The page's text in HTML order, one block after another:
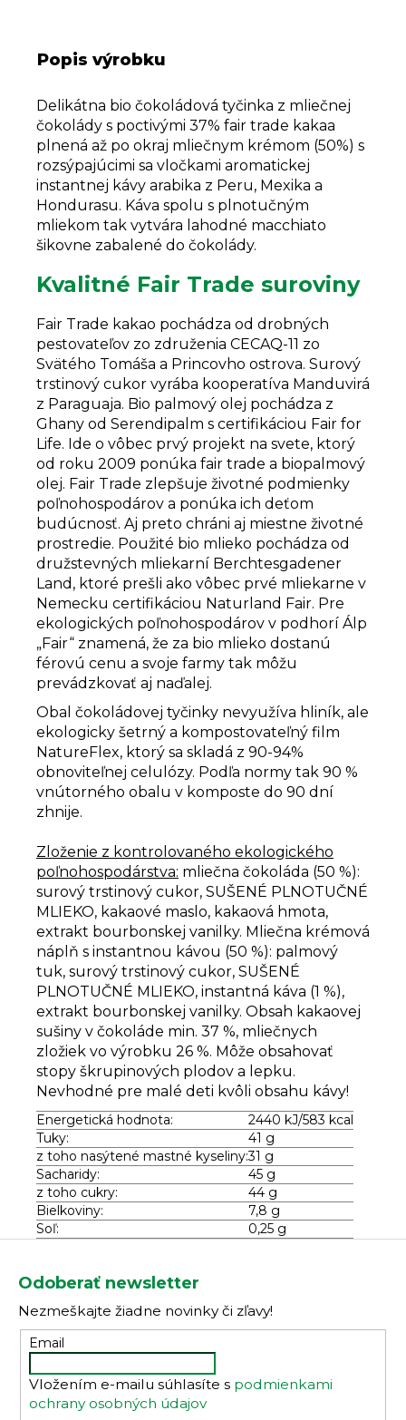
Popis výrobku
Delikátna bio čokoládová tyčinka z mliečnej
čokolády s poctivými 37% fair trade kakaa
plnená až po okraj mliečnym krémom (50%) s
rozsýpajúcimi sa vločkami aromatickej
instantnej kávy arabika z Peru, Mexika a
Hondurasu. Káva spolu s plnotučným
mliekom tak vytvára lahodné macchiato
šikovne zabalené do čokolády.
Kvalitné Fair Trade suroviny
Fair Trade kakao pochádza od drobných
pestovateľov zo združenia CECAQ-11 zo
Svätého Tomáša a Princovho ostrova. Surový
trstinový cukor vyrába kooperatíva Manduvirá
z Paraguaja. Bio palmový olej pochádza z
Ghany od Serendipalm s certifikáciou Fair for
Life. Ide o vôbec prvý projekt na svete, ktorý
od roku 2009 ponúka fair trade a biopalmový
olej. Fair Trade zlepšuje životné podmienky
poľnohospodárov a ponúka ich deťom
budúcnosť. Aj preto chráni aj miestne životné
prostredie. Použité bio mlieko pochádza od
družstevných mliekarní Berchtesgadener
Land, ktoré prešli ako vôbec prvé mliekarne v
Nemecku certifikáciou Naturland Fair. Pre
ekologických poľnohospodárov v podhorí Álp
„Fair“ znamená, že za bio mlieko dostanú
férovú cenu a svoje farmy tak môžu
prevádzkovať aj naďalej.
Obal čokoládovej tyčinky nevyužíva hliník, ale
ekologicky šetrný a kompostovateľný film
NatureFlex, ktorý sa skladá z 90-94%
obnoviteľnej celulózy. Podľa normy tak 90 %
vnútorného obalu v komposte do 90 dní
zhnije.
Zloženie z kontrolovaného ekologického
poľnohospodárstva: mliečna čokoláda (50 %):
surový trstinový cukor, SUŠENÉ PLNOTUČNÉ
MLIEKO, kakaové maslo, kakaová hmota,
extrakt bourbonskej vanilky. Mliečna krémová
náplň s instantnou kávou (50 %): palmový
tuk, surový trstinový cukor, SUŠENÉ
PLNOTUČNÉ MLIEKO, instantná káva (1 %),
extrakt bourbonskej vanilky. Obsah kakaovej
sušiny v čokoláde min. 37 %, mliečnych
zložiek vo výrobku 26 %. Môže obsahovať
stopy škrupinových plodov a lepku.
Nevhodné pre malé deti kvôli obsahu kávy!
Energetická hodnota:
2440 kJ/583 kcal
Tuky:
41 g
z toho nasýtené mastné kyseliny:31 g
Sacharidy:
45 g
z toho cukry:
44 g
Bielkoviny:
7,8 g
Soľ:
0,25 g
Odoberať newsletter
Nezmeškajte žiadne novinky či zľavy!
Email
Vložením e-mailu súhlasíte s podmienkami
ochrany osobných údajov